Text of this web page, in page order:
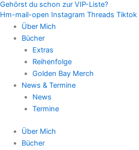
Zum
Inhalt
springen
Gehörst du schon zur VIP-Liste?
Hm-mail-open Instagram Threads Tiktok
Über Mich
Bücher
Extras
Reihenfolge
Golden Bay Merch
News & Termine
News
Termine
Über Mich
Bücher